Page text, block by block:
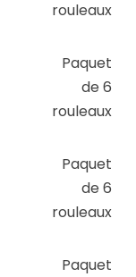
rouleaux
Paquet
de 6
rouleaux
Paquet
de 6
rouleaux
Paquet